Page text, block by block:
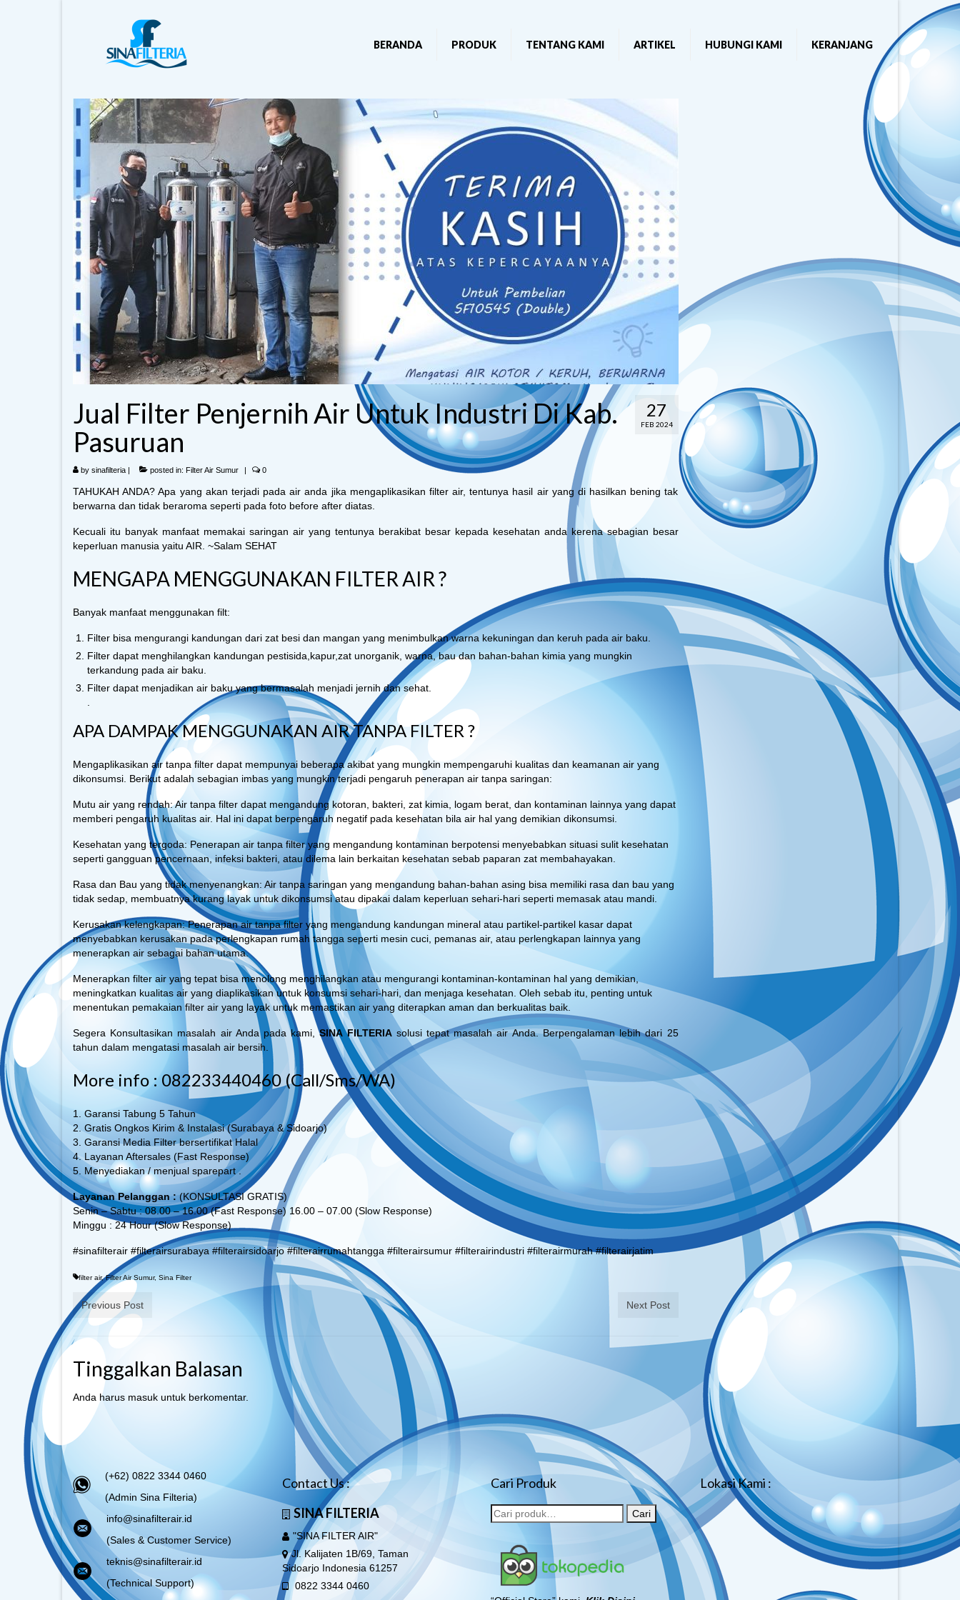
BERANDA PRODUK TENTANG KAMI ARTIKEL HUBUNGI KAMI KERANJANG
27
FEB 2024
Jual Filter Penjernih Air Untuk Industri Di Kab.
Pasuruan
by sinafilteria | posted in: Filter Air Sumur | 0
TAHUKAH ANDA? Apa yang akan terjadi pada air anda jika mengaplikasikan filter air, tentunya hasil air yang di hasilkan bening tak
berwarna dan tidak beraroma seperti pada foto before after diatas.
Kecuali itu banyak manfaat memakai saringan air yang tentunya berakibat besar kepada kesehatan anda kerena sebagian besar
keperluan manusia yaitu AIR. ~Salam SEHAT
MENGAPA MENGGUNAKAN FILTER AIR ?
Banyak manfaat menggunakan filt:
Filter bisa mengurangi kandungan dari zat besi dan mangan yang menimbulkan warna kekuningan dan keruh pada air baku.
Filter dapat menghilangkan kandungan pestisida,kapur,zat unorganik, warna, bau dan bahan-bahan kimia yang mungkin
terkandung pada air baku.
Filter dapat menjadikan air baku yang bermasalah menjadi jernih dan sehat.
APA DAMPAK MENGGUNAKAN AIR TANPA FILTER ?
Mengaplikasikan air tanpa filter dapat mempunyai beberapa akibat yang mungkin mempengaruhi kualitas dan keamanan air yang
dikonsumsi. Berikut adalah sebagian imbas yang mungkin terjadi pengaruh penerapan air tanpa saringan:
Mutu air yang rendah: Air tanpa filter dapat mengandung kotoran, bakteri, zat kimia, logam berat, dan kontaminan lainnya yang dapat
memberi pengaruh kualitas air. Hal ini dapat berpengaruh negatif pada kesehatan bila air hal yang demikian dikonsumsi.
Kesehatan yang tergoda: Penerapan air tanpa filter yang mengandung kontaminan berpotensi menyebabkan situasi sulit kesehatan
seperti gangguan pencernaan, infeksi bakteri, atau dilema lain berkaitan kesehatan sebab paparan zat membahayakan.
Rasa dan Bau yang tidak menyenangkan: Air tanpa saringan yang mengandung bahan-bahan asing bisa memiliki rasa dan bau yang
tidak sedap, membuatnya kurang layak untuk dikonsumsi atau dipakai dalam keperluan sehari-hari seperti memasak atau mandi.
Kerusakan kelengkapan: Penerapan air tanpa filter yang mengandung kandungan mineral atau partikel-partikel kasar dapat
menyebabkan kerusakan pada perlengkapan rumah tangga seperti mesin cuci, pemanas air, atau perlengkapan lainnya yang
menerapkan air sebagai bahan utama.
Menerapkan filter air yang tepat bisa menolong menghilangkan atau mengurangi kontaminan-kontaminan hal yang demikian,
meningkatkan kualitas air yang diaplikasikan untuk konsumsi sehari-hari, dan menjaga kesehatan. Oleh sebab itu, penting untuk
menentukan pemakaian filter air yang layak untuk memastikan air yang diterapkan aman dan berkualitas baik.
Segera Konsultasikan masalah air Anda pada kami,SINA FILTERIAsolusi tepat masalah air Anda. Berpengalaman lebih dari 25
tahun dalam mengatasi masalah air bersih.
More info : 082233440460 (Call/Sms/WA)
1. Garansi Tabung 5 Tahun
2. Gratis Ongkos Kirim & Instalasi (Surabaya & Sidoarjo)
3. Garansi Media Filter bersertifikat Halal
4. Layanan Aftersales (Fast Response)
5. Menyediakan / menjual sparepart .
Layanan Pelanggan :(KONSULTASI GRATIS)
Senin – Sabtu : 08.00 – 16.00 (Fast Response) 16.00 – 07.00 (Slow Response)
Minggu : 24 Hour (Slow Response)
#sinafilterair #filterairsurabaya #filterairsidoarjo #filterairrumahtangga #filterairsumur #filterairindustri #filterairmurah #filterairjatim
filter air,Filter Air Sumur, Sina Filter
Previous Post Next Post
Tinggalkan Balasan
Anda harus masuk untuk berkomentar.
(+62) 0822 3344 0460
(Admin Sina Filteria)
info@sinafilterair.id
(Sales & Customer Service)
teknis@sinafilterair.id
(Technical Support)
Contact Us :
SINA FILTERIA
"SINA FILTER AIR"
Jl. Kalijaten 1B/69, Taman
Sidoarjo Indonesia 61257
0822 3344 0460
Cari Produk
Cari
Lokasi Kami :